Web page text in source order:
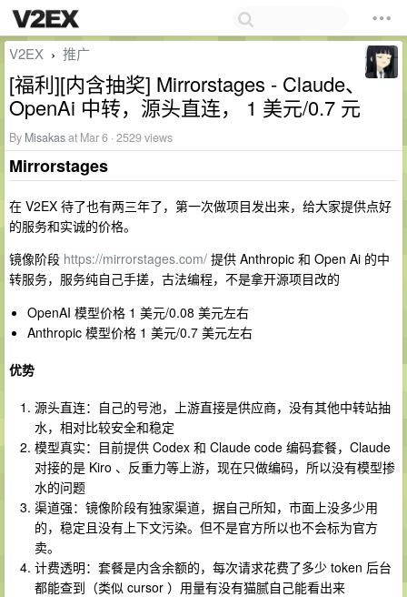
V2EX › 推广
[福利][内含抽奖] Mirrorstages - Claude、
OpenAi 中转，源头直连， 1 美元/0.7 元
By Misakasat Mar 6 · 2529 views
Mirrorstages
在 V2EX 待了也有两三年了，第一次做项目发出来，给大家提供点好
的服务和实诚的价格。
镜像阶段 https://mirrorstages.com/ 提供 Anthropic 和 Open Ai 的中
转服务，服务纯自己手搓，古法编程，不是拿开源项目改的
OpenAI 模型价格 1 美元/0.08 美元左右
Anthropic 模型价格 1 美元/0.7 美元左右
优势
源头直连：自己的号池，上游直接是供应商，没有其他中转站抽
水，相对比较安全和稳定
模型真实：目前提供 Codex 和 Claude code 编码套餐，Claude
对接的是 Kiro 、反重力等上游，现在只做编码，所以没有模型掺
水的问题
渠道强：镜像阶段有独家渠道，据自己所知，市面上没多少用
的，稳定且没有上下文污染。但不是官方所以也不会标为官方
卖。
计费透明：套餐是内含余额的，每次请求花费了多少 token 后台
都能查到（类似 cursor ）用量有没有猫腻自己能看出来